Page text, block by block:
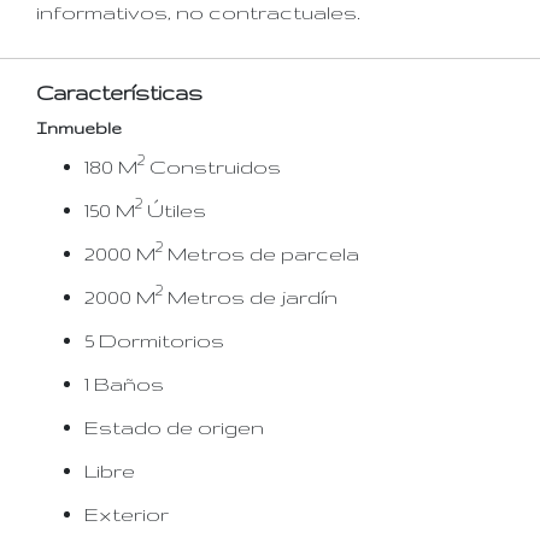
informativos, no contractuales.
Características
Inmueble
180 M2 Construidos
150 M2 Útiles
2000 M2 Metros de parcela
2000 M2 Metros de jardín
5 Dormitorios
1 Baños
Estado de origen
Libre
Exterior